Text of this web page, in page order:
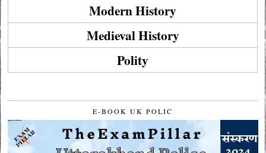
Modern History
Medieval History
Polity
E-BOOK UK POLIC